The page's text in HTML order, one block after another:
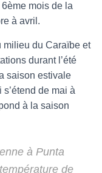
6ème mois de la
à avril.
milieu du Caraïbe et
durant l’été
saison estivale
de mai à
à la saison
à Punta
de